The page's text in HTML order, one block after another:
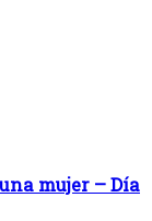
mujer – Día